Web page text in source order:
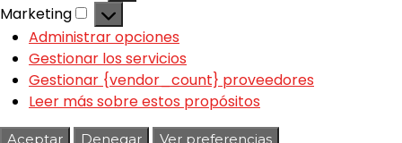
Marketing
Administrar opciones
Gestionar los servicios
Gestionar {vendor_count} proveedores
Leer más sobre estos propósitos
Aceptar Denegar
Ver preferencias